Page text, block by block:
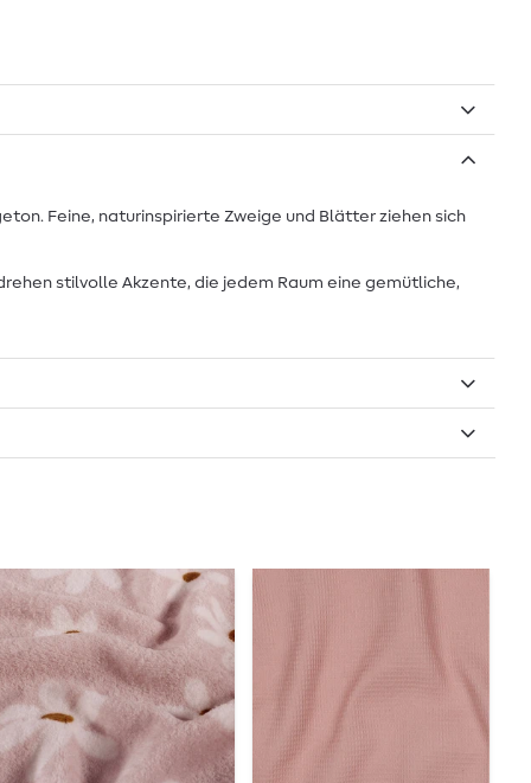
Feine, naturinspirierte Zweige und Blätter ziehen sich
stilvolle Akzente, die jedem Raum eine gemütliche,